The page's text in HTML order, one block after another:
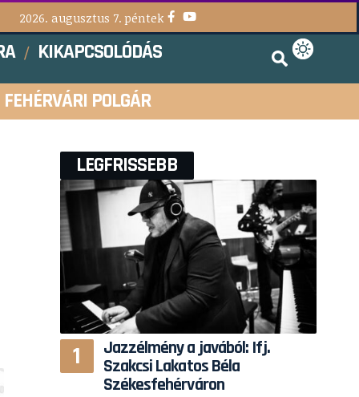
2026. augusztus 7. péntek
KIKAPCSOLÓDÁS
FEHÉRVÁRI POLGÁR
LEGFRISSEBB
Jazzélmény a javából: Ifj.
Szakcsi Lakatos Béla
Székesfehérváron